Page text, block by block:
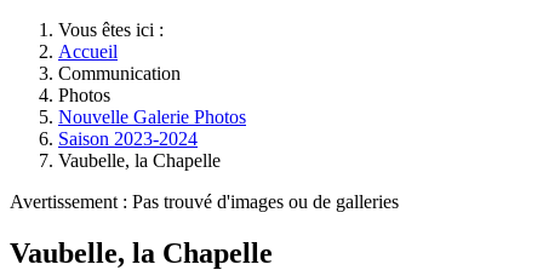
Vous êtes ici :
Accueil
Communication
Photos
Nouvelle Galerie Photos
Saison 2023-2024
Vaubelle, la Chapelle
Avertissement : Pas trouvé d'images ou de galleries
Vaubelle, la Chapelle